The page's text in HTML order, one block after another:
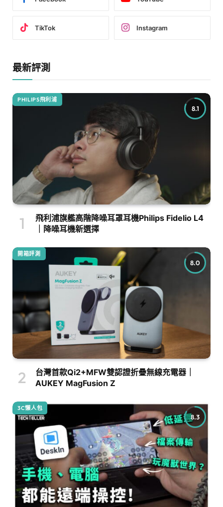
TikTok Instagram
最新評測
8.1
PHILIPS飛利浦
飛利浦旗艦高階降噪耳罩耳機Philips Fidelio L4
｜降噪耳機新選擇
8.0
開箱評測
台灣首款Qi2+MFW雙認證折疊無線充電器｜
AUKEY MagFusion Z
8.3
3C懶人包